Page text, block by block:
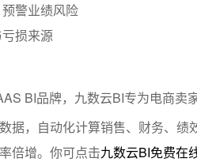
警业绩风险
损来源
BI品牌，九数云BI专为电商卖
据，自动化计算销售、财务、绩
倍增。你可点击九数云BI免费在